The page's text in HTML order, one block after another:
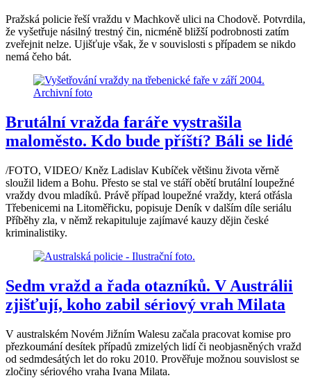
Pražská policie řeší vraždu v Machkově ulici na Chodově. Potvrdila,
že vyšetřuje násilný trestný čin, nicméně bližší podrobnosti zatím
zveřejnit nelze. Ujišťuje však, že v souvislosti s případem se nikdo
nemá čeho bát.
Brutální vražda faráře vystrašila
maloměsto. Kdo bude příští? Báli se lidé
/FOTO, VIDEO/ Kněz Ladislav Kubíček většinu života věrně
sloužil lidem a Bohu. Přesto se stal ve stáří obětí brutální loupežné
vraždy dvou mladíků. Právě případ loupežné vraždy, která otřásla
Třebenicemi na Litoměřicku, popisuje Deník v dalším díle seriálu
Příběhy zla, v němž rekapituluje zajímavé kauzy dějin české
kriminalistiky.
Sedm vražd a řada otazníků. V Austrálii
zjišťují, koho zabil sériový vrah Milata
V australském Novém Jižním Walesu začala pracovat komise pro
přezkoumání desítek případů zmizelých lidí či neobjasněných vražd
od sedmdesátých let do roku 2010. Prověřuje možnou souvislost se
zločiny sériového vraha Ivana Milata.